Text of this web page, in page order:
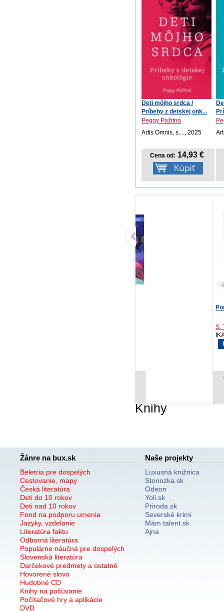
Deti môjho srdca /
Príbehy z detskej onk...
Peggy Pažitná
Artis Omnis, s...., 2025
Cena od: 14,93 €
Knihy
Žánre na bux.sk
Beletria pre dospelých
Cestovanie, mapy
Česká literatúra
Deti do 10 rokov
Deti nad 10 rokov
Fond na podporu umenia
Jazyky, vzdelanie
Literatúra faktu
Odborná literatúra
Populárne náučná pre dospelých
Slovenská literatúra
Darčekové predmety a ostatné
Hovorené slovo
Hudobné CD
Knihy na počúvanie
Počítačové hry a aplikácie
DVD
Naše projekty
Luxusná knižnica
Stonozka.sk
Odeon
Yoli.sk
Priroda.sk
Severské krimi
Mám talent.sk
Ajna